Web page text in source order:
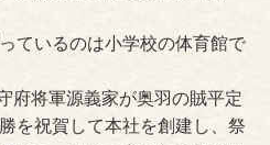
ているのは小学校の体育館で
府将軍源義家が奥羽の賊平定
を祝賀して本社を創建し、祭